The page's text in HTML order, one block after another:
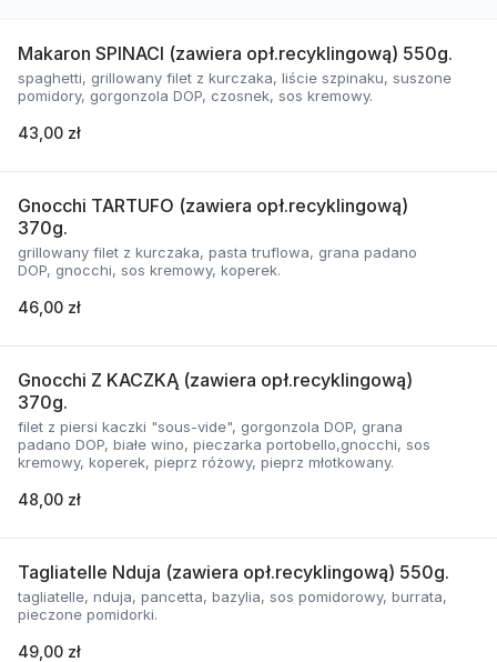
Makaron SPINACI (zawiera opł.recyklingową) 550g.
spaghetti, grillowany filet z kurczaka, liście szpinaku, suszone
pomidory, gorgonzola DOP, czosnek, sos kremowy.
43,00 zł
Gnocchi TARTUFO (zawiera opł.recyklingową)
370g.
grillowany filet z kurczaka, pasta truflowa, grana padano
DOP, gnocchi, sos kremowy, koperek.
46,00 zł
Gnocchi Z KACZKĄ (zawiera opł.recyklingową)
370g.
filet z piersi kaczki "sous-vide", gorgonzola DOP, grana
padano DOP, białe wino, pieczarka portobello,gnocchi, sos
kremowy, koperek, pieprz różowy, pieprz młotkowany.
48,00 zł
Tagliatelle Nduja (zawiera opł.recyklingową) 550g.
tagliatelle, nduja, pancetta, bazylia, sos pomidorowy, burrata,
pieczone pomidorki.
49,00 zł